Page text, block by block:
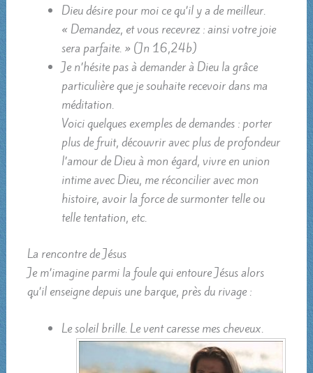
Dieu désire pour moi ce qu’il y a de meilleur.
« Demandez, et vous recevrez : ainsi votre joie
sera parfaite. » (Jn 16,24b)
Je n’hésite pas à demander à Dieu la grâce
particulière que je souhaite recevoir dans ma
méditation.
Voici quelques exemples de demandes : porter
plus de fruit, découvrir avec plus de profondeur
l’amour de Dieu à mon égard, vivre en union
intime avec Dieu, me réconcilier avec mon
histoire, avoir la force de surmonter telle ou
telle tentation, etc.
La rencontre de Jésus
Je m’imagine parmi la foule qui entoure Jésus alors
qu’il enseigne depuis une barque, près du rivage :
Le soleil brille. Le vent caresse mes cheveux.